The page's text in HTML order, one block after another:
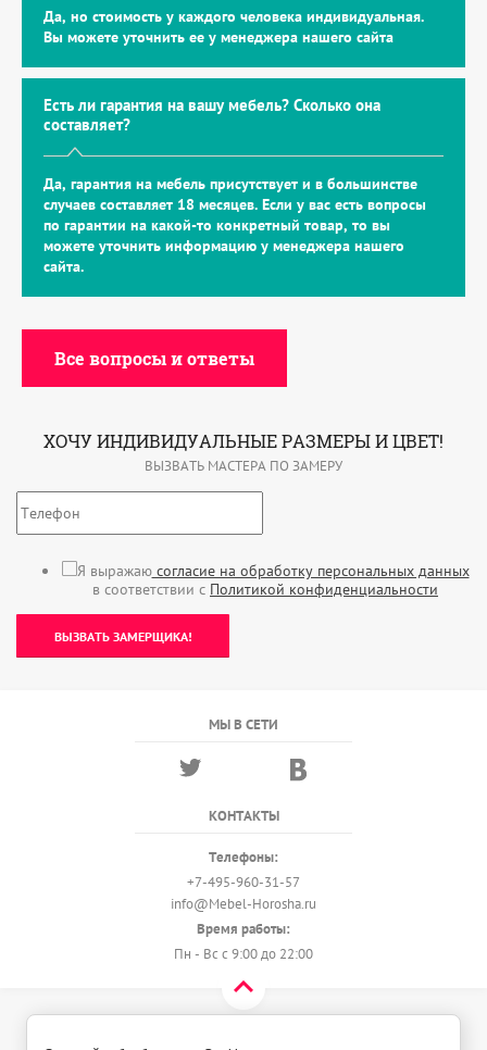
Да, но стоимость у каждого человека индивидуальная.
Вы можете уточнить ее у менеджера нашего сайта
Есть ли гарантия на вашу мебель? Сколько она
составляет?
Да, гарантия на мебель присутствует и в большинстве
случаев составляет 18 месяцев. Если у вас есть вопросы
по гарантии на какой-то конкретный товар, то вы
можете уточнить информацию у менеджера нашего
сайта.
Все вопросы и ответы
ХОЧУ ИНДИВИДУАЛЬНЫЕ РАЗМЕРЫ И ЦВЕТ!
ВЫЗВАТЬ МАСТЕРА ПО ЗАМЕРУ
Я выражаюсогласие на обработку персональных данных
в соответствии с Политикой конфиденциальности
ВЫЗВАТЬ ЗАМЕРЩИКА!
МЫ В СЕТИ
КОНТАКТЫ
Телефоны:
+7-495-960-31-57
info@Mebel-Horosha.ru
Время работы:
Пн - Вс с 9:00 до 22:00